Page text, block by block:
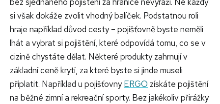
si však dokáže zvolit vhodný balíček. Podstatnou roli
hraje například důvod cesty – pojišťovně byste neměli
lhát a vybrat si pojištění, které odpovídá tomu, co se v
cizině chystáte dělat. Některé produkty zahrnují v
základní ceně krytí, za které byste si jinde museli
připlatit. Například u pojišťovnyERGO získáte pojištění
na běžné zimní a rekreační sporty. Bez jakékoliv přirážky